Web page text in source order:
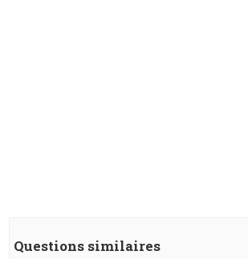
Questions similaires